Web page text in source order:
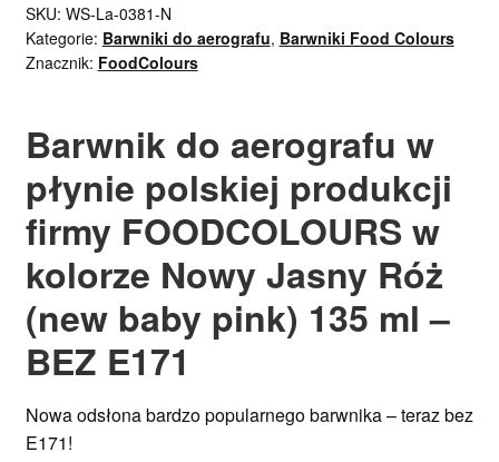
SKU: WS-La-0381-N
Kategorie: Barwniki do aerografu, Barwniki Food Colours
Znacznik: FoodColours
Barwnik do aerografu w
płynie polskiej produkcji
firmy FOODCOLOURS w
kolorze Nowy Jasny Róż
(new baby pink) 135 ml –
BEZ E171
Nowa odsłona bardzo popularnego barwnika – teraz bez
E171!